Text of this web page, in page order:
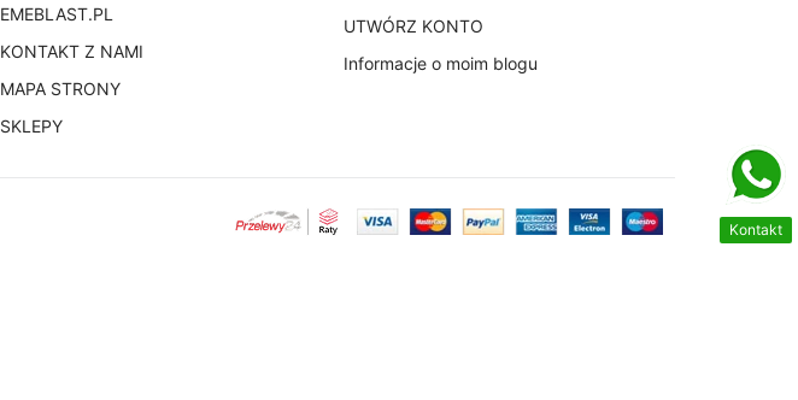
EMEBLAST.PL
KONTAKT Z NAMI
MAPA STRONY
SKLEPY
UTWÓRZ KONTO
Informacje o moim blogu
Kontakt